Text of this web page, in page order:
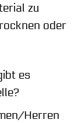
zu
oder
es
Herren